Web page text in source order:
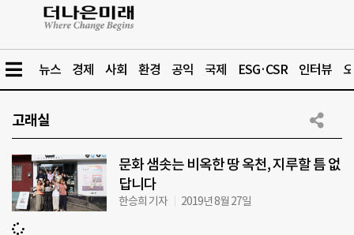
뉴스 경제 사회 환경 공익 국제 ESG·CSR 인터뷰
고래실
문화 샘솟는 비옥한 땅 옥천, 지루할 틈 없
답니다
한승희 기자 2019년 8월 27일